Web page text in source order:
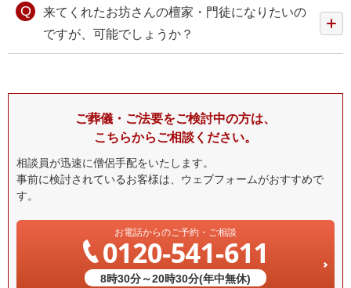
来てくれたお坊さんの檀家・門徒になりたいの
ですが、可能でしょうか？
ご葬儀・ご法要をご検討中の方は、
こちらからご相談ください。
相談員が迅速に僧侶手配をいたします。
事前に検討されているお客様は、ウェブフォームがおすすめで
す。
お電話からのご予約・ご相談
0120-541-611
8時30分～20時30分(年中無休)